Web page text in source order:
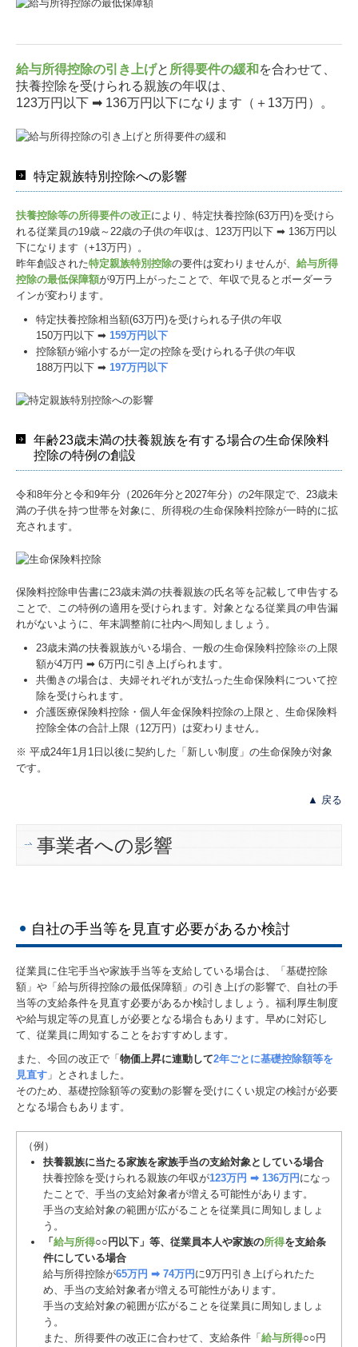
給与所得控除の引き上げと 所得要件の緩和 を合わせて、
扶養控除を受けられる親族の年収は、
123万円以下 ➡ 136万円以下になります（＋13万円）。
特定親族特別控除への影響
扶養控除等の所得要件の改正により、特定扶養控除(63万円)を受けら
れる従業員の19歳～22歳の子供の年収は、123万円以下 ➡ 136万円以
下になります（+13万円）。
昨年創設された特定親族特別控除の要件は変わりませんが、 給与所得
控除の最低保障額が9万円上がったことで、年収で見るとボーダーラ
インが変わります。
特定扶養控除相当額(63万円)を受けられる子供の年収
150万円以下 ➡ 159万円以下
控除額が縮小するが一定の控除を受けられる子供の年収
188万円以下 ➡ 197万円以下
年齢23歳未満の扶養親族を有する場合の生命保険料
控除の特例の創設
令和8年分と令和9年分（2026年分と2027年分）の2年限定で、23歳未
満の子供を持つ世帯を対象に、所得税の生命保険料控除が一時的に拡
充されます。
保険料控除申告書に23歳未満の扶養親族の氏名等を記載して申告する
ことで、この特例の適用を受けられます。対象となる従業員の申告漏
れがないように、年末調整前に社内へ周知しましょう。
23歳未満の扶養親族がいる場合、一般の生命保険料控除※の上限
額が4万円 ➡ 6万円に引き上げられます。
共働きの場合は、夫婦それぞれが支払った生命保険料について控
除を受けられます。
介護医療保険料控除・個人年金保険料控除の上限と、生命保険料
控除全体の合計上限（12万円）は変わりません。
※ 平成24年1月1日以後に契約した「新しい制度」の生命保険が対象
です。
▲ 戻る
事業者への影響
自社の手当等を見直す必要があるか検討
従業員に住宅手当や家族手当等を支給している場合は、「基礎控除
額」や「給与所得控除の最低保障額」の引き上げの影響で、自社の手
当等の支給条件を見直す必要があるか検討しましょう。福利厚生制度
や給与規定等の見直しが必要となる場合もあります。早めに対応し
て、従業員に周知することをおすすめします。
また、今回の改正で「 物価上昇に連動して2年ごとに基礎控除額等を
見直す 」とされました。
そのため、基礎控除額等の変動の影響を受けにくい規定の検討が必要
となる場合もあります。
（例）
扶養親族に当たる家族を家族手当の支給対象としている場合
扶養控除を受けられる親族の年収が123万円 ➡ 136万円 になっ
たことで、手当の支給対象者が増える可能性があります。
手当の支給対象の範囲が広がることを従業員に周知しましょ
う。
「 給与所得○○円以下」等、従業員本人や家族の所得を支給条
件にしている場合
給与所得控除が65万円 ➡ 74万円 に9万円引き上げられたた
め、手当の支給対象者が増える可能性があります。
手当の支給対象の範囲が広がることを従業員に周知しましょ
う。
また、所得要件の改正に合わせて、支給条件「 給与所得○○円